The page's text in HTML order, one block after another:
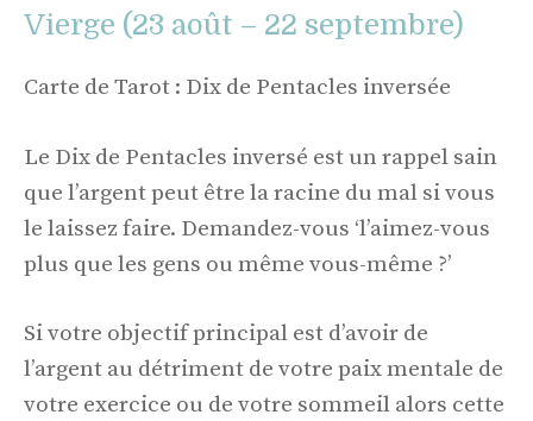
Vierge (23 août – 22 septembre)
Carte de Tarot : Dix de Pentacles inversée
Le Dix de Pentacles inversé est un rappel sain
que l’argent peut être la racine du mal si vous
le laissez faire. Demandez-vous ‘l’aimez-vous
plus que les gens ou même vous-même ?’
Si votre objectif principal est d’avoir de
l’argent au détriment de votre paix mentale de
votre exercice ou de votre sommeil alors cette